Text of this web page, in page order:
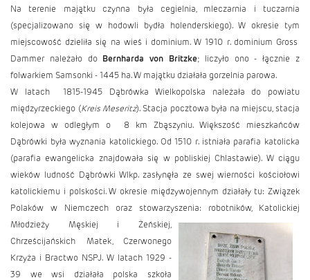
Na terenie majątku czynna była cegielnia, mleczarnia i tuczarnia
(specjalizowano się w hodowli bydła holenderskiego). W okresie tym
miejscowość dzieliła się na wieś i dominium. W 1910 r. dominium Gross
Dammer należało do Bernharda von Britzke; liczyło ono - łącznie z
folwarkiem Samsonki - 1445 ha. W majątku działała gorzelnia parowa.
W latach 1815-1945 Dąbrówka Wielkopolska należała do powiatu
międzyrzeckiego (Kreis Meseritz). Stacja pocztowa była na miejscu, stacja
kolejowa w odległym o 8 km Zbąszyniu. Większość mieszkańców
Dąbrówki była wyznania katolickiego. Od 1510 r. istniała parafia katolicka
(parafia ewangelicka znajdowała się w pobliskiej Chlastawie). W ciągu
wieków ludność Dąbrówki Wlkp. zasłynęła ze swej wierności kościołowi
katolickiemu i polskości. W okresie międzywojennym działały tu: Związek
Polaków w Niemczech oraz stowarzyszenia: robotników, Katolickiej
Młodzieży Męskiej i Żeńskiej,
Chrześcijańskich Matek, Czerwonego
Krzyża i Bractwo NSPJ. W latach 1929 -
39 we wsi działała polska szkoła